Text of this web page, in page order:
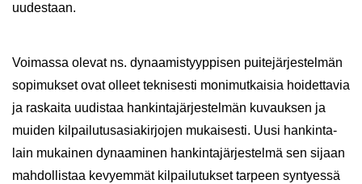
uu­des­taan.
Voi­mas­sa ole­vat ns. dy­naa­mis­tyyp­pi­sen pui­te­jär­jes­tel­män
so­pi­muk­set ovat ol­leet tek­ni­ses­ti mo­ni­mut­kai­sia hoi­det­ta­via
ja ras­kai­ta uu­dis­taa han­kin­ta­jär­jes­tel­män ku­vauk­sen ja
mui­den kil­pai­lu­tus­asia­kir­jo­jen mu­kai­ses­ti. Uusi han­kin­ta­
lain mu­kai­nen dy­naa­mi­nen han­kin­ta­jär­jes­tel­mä sen si­jaan
mah­dol­lis­taa ke­vyem­mät kil­pai­lu­tuk­set tar­peen syn­tyes­sä